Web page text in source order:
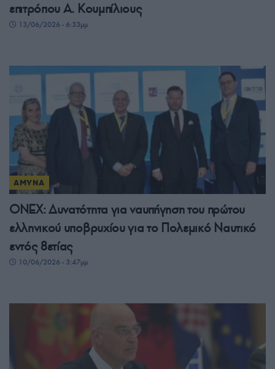
επιτρόπου Α. Κουμπίλιους
13/06/2026 - 6:33μμ
ΑΜΥΝΑ
ONEX: Δυνατότητα για ναυπήγηση του πρώτου
ελληνικού υποβρυχίου για το Πολεμικό Ναυτικό
εντός 8ετίας
10/06/2026 - 3:47μμ